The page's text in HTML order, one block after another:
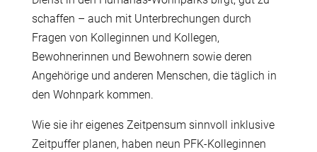
schaffen – auch mit Unterbrechungen durch
Fragen von Kolleginnen und Kollegen,
Bewohnerinnen und Bewohnern sowie deren
Angehörige und anderen Menschen, die täglich in
den Wohnpark kommen.
Wie sie ihr eigenes Zeitpensum sinnvoll inklusive
Zeitpuffer planen, haben neun PFK-Kolleginnen